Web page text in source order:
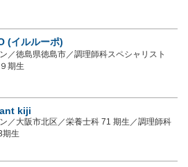
(イルルーポ)
／徳島県徳島市／調理師科スペシャリスト
期生
kiji
／大阪市北区／栄養士科 71 期生／調理師科
期生